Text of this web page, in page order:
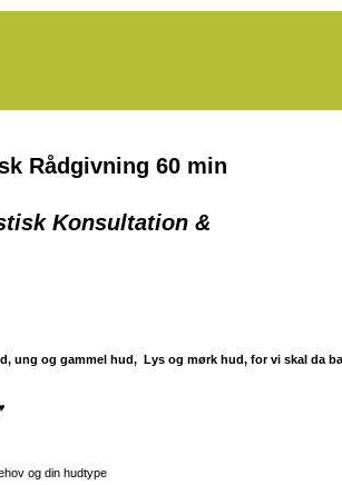
Rådgivning 60 min
Konsultation &
ung og gammel hud, Lys og mørk hud, for vi skal da
og din hudtype